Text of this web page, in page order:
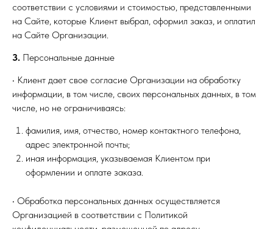
соответствии с условиями и стоимостью, представленными
на Сайте, которые Клиент выбрал, оформил заказ, и оплатил
на Сайте Организации.
3. Персональные данные
• Клиент дает свое согласие Организации на обработку
информации, в том числе, своих персональных данных, в том
числе, но не ограничиваясь:
фамилия, имя, отчество, номер контактного телефона,
адрес электронной почты;
иная информация, указываемая Клиентом при
оформлении и оплате заказа.
• Обработка персональных данных осуществляется
Организацией в соответствии с Политикой